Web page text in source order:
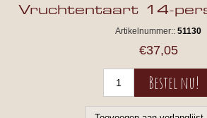
Vruchtentaart 14-
Artikelnummer:: 51130
€37,05